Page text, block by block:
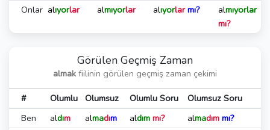
Onlar alıyorlar almıyorlar alıyorlarmı? almıyorlar
mı?
Görülen Geçmiş Zaman
almak fiilinin görülen geçmiş zaman çekimi
# Olumlu Olumsuz Olumlu Soru
Olumsuz Soru
Ben
aldım almadım aldım mı? almadım mı?